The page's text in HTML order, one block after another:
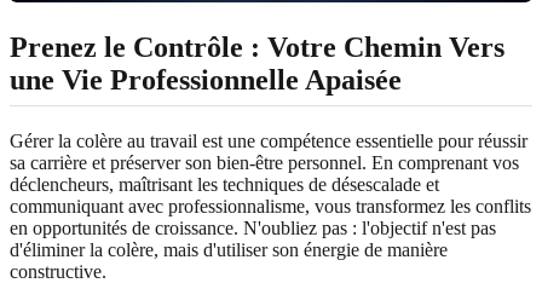
Prenez le Contrôle : Votre Chemin Vers
une Vie Professionnelle Apaisée
Gérer la colère au travail est une compétence essentielle pour réussir
sa carrière et préserver son bien-être personnel. En comprenant vos
déclencheurs, maîtrisant les techniques de désescalade et
communiquant avec professionnalisme, vous transformez les conflits
en opportunités de croissance. N'oubliez pas : l'objectif n'est pas
d'éliminer la colère, mais d'utiliser son énergie de manière
constructive.